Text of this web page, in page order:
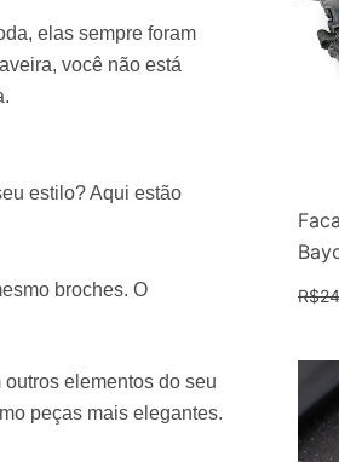
elas sempre foram
você não está
estilo? Aqui estão
broches. O
elementos do seu
peças mais elegantes.
R$